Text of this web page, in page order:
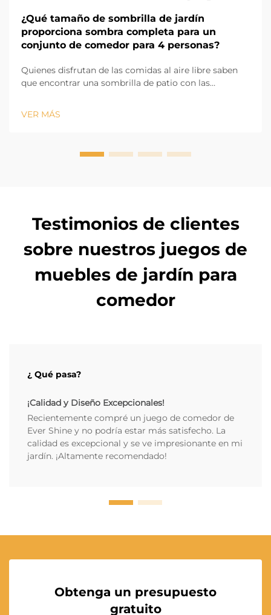
¿Qué tamaño de sombrilla de jardín
proporciona sombra completa para un
conjunto de comedor para 4 personas?
Quienes disfrutan de las comidas al aire libre saben
que encontrar una sombrilla de patio con las
un juego de comedor para 4 personas puede ser un
desafío. Si la sombrilla es demasiado pequeña, partes
VER MÁS
Testimonios de clientes
sobre nuestros juegos de
muebles de jardín para
comedor
¿ Qué pasa?
¡Calidad y Diseño Excepcionales!
Recientemente compré un juego de comedor de
Ever Shine y no podría estar más satisfecho. La
calidad es excepcional y se ve impresionante en mi
jardín. ¡Altamente recomendado!
Obtenga un presupuesto
gratuito